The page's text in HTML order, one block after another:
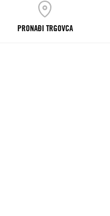
PRONAĐI TRGOVCA